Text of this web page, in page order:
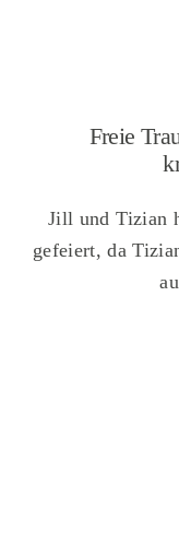
Freie
Jill und Tizian
gefeiert, da